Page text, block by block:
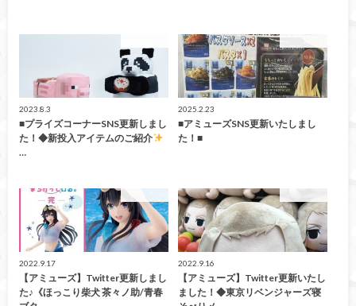
2023.8.3
■プライズコーナーSNS更新しまし
た！◆新投入アイテムのご紹介
…
2025.2.23
■アミューズSNS更新いたしまし
た！■
2022.9.17
【アミューズ】Twitter更新しまし
た♪《ほっこり柴犬 茶々ノ助/青春
2022.9.16
【アミューズ】Twitter更新いたし
ました！◆東京リベンジャーズ寝